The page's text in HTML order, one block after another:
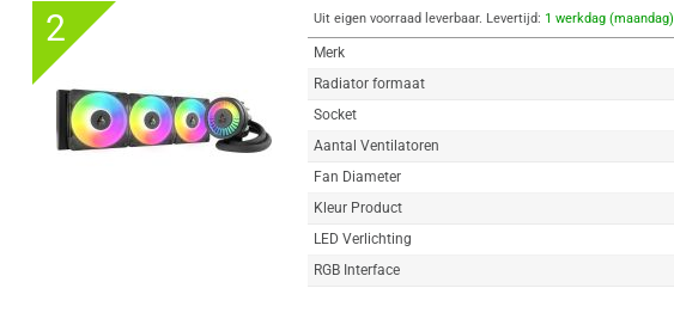
2 Uit eigen voorraad leverbaar. Levertijd: 1 werkdag (maandag)
Merk
Radiator formaat
Socket
Aantal Ventilatoren
Fan Diameter
Kleur Product
LED Verlichting
RGB Interface